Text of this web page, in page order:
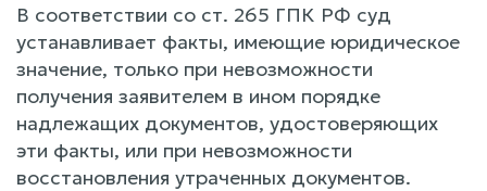
В соответствии со ст. 265 ГПК РФ суд
устанавливает факты, имеющие юридическое
значение, только при невозможности
получения заявителем в ином порядке
надлежащих документов, удостоверяющих
эти факты, или при невозможности
восстановления утраченных документов.